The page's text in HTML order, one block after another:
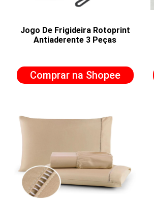
Jogo De Frigideira Rotoprint
Antiaderente 3 Peças
Comprar na Shopee